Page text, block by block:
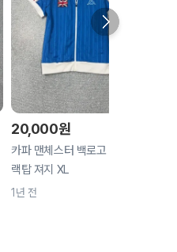
20,000원
카파 맨체스터 백로고 반팔 트
랙탑 져지 XL
1년 전